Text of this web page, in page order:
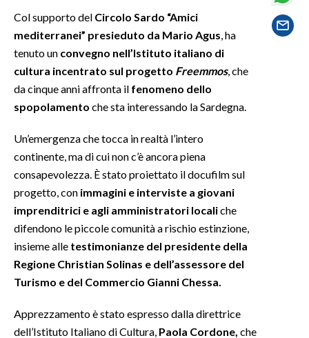
SARDI NEL MONDO
EVENTI
3 MINUTI CON
INSULARITÀ
INFO AZIENDE
ANNUNCI
NECROLOGI
SPIAGGE
Col supporto del Circolo Sardo “Amici
mediterranei” presieduto da Mario Agus , ha
tenuto un convegno nell’Istituto italiano di
cultura incentrato sul progetto Freemmos, che
da cinque anni affronta il fenomeno dello
spopolamento che sta interessando la Sardegna.
Un’emergenza che tocca in realtà l’intero
continente, ma di cui non c’è ancora piena
consapevolezza. È stato proiettato il docufilm sul
progetto, con immagini e interviste a giovani
imprenditrici e agli amministratori localiche
difendono le piccole comunità a rischio estinzione,
insieme alle testimonianze del presidente della
Regione Christian Solinas e dell’assessore del
Turismo e del Commercio Gianni Chessa.
Apprezzamento è stato espresso dalla direttrice
dell’Istituto Italiano di Cultura, Paola Cordone, che